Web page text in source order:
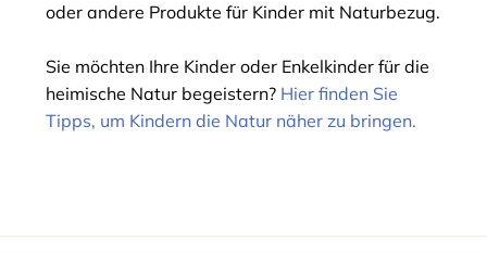
oder andere Produkte für Kinder mit Naturbezug.
Sie möchten Ihre Kinder oder Enkelkinder für die
heimische Natur begeistern? Hier finden Sie
Tipps, um Kindern die Natur näher zu bringen.